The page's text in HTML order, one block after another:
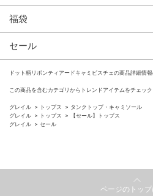
福袋
セール
ドット柄リボンティアードキャミビスチェの商品詳細情報
この商品を含むカテゴリからトレンドアイテムをチェック
グレイル トップス
タンクトップ・キャミソール
グレイル
トップス
【セール】トップス
グレイル
セール
ページのトップ